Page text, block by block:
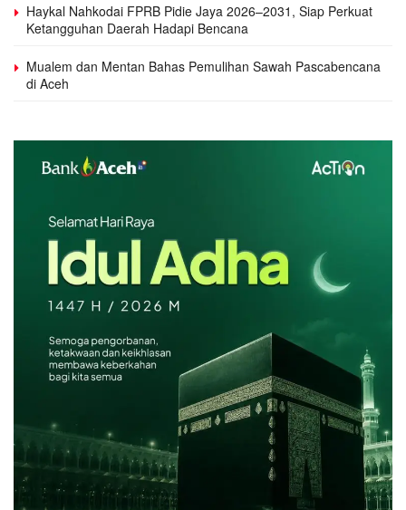
Haykal Nahkodai FPRB Pidie Jaya 2026–2031, Siap Perkuat
Ketangguhan Daerah Hadapi Bencana
Mualem dan Mentan Bahas Pemulihan Sawah Pascabencana
di Aceh